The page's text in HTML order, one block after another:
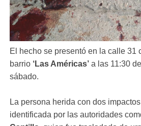
El hecho se presentó en la calle 31
barrio ‘Las Américas’ a las 11:30
sábado.
La persona herida con dos
identificada por las autoridades